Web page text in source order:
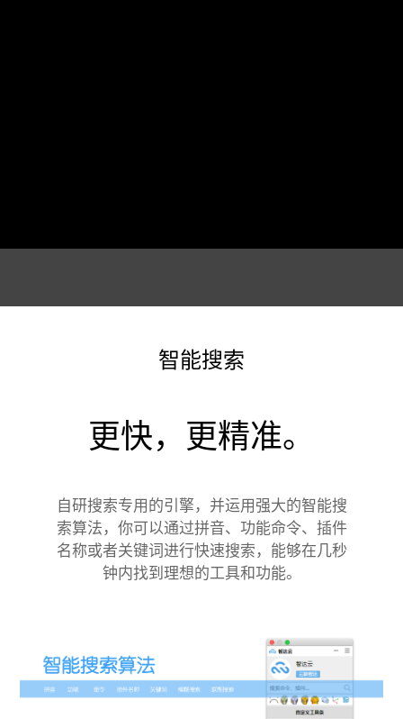
智能搜索
更快，更精准。
自研搜索专用的引擎，并运用强大的智能搜
索算法，你可以通过拼音、功能命令、插件
名称或者关键词进行快速搜索，能够在几秒
钟内找到理想的工具和功能。